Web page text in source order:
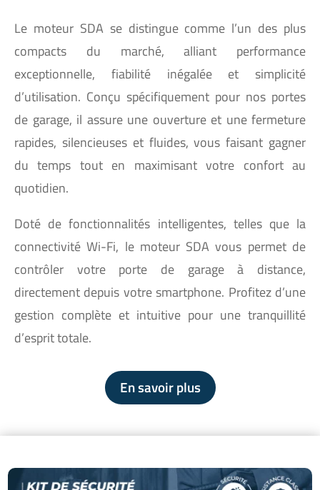
Le moteur SDA se distingue comme l’un des plus
compacts du marché, alliant performance
exceptionnelle, fiabilité inégalée et simplicité
d’utilisation. Conçu spécifiquement pour nos portes
de garage, il assure une ouverture et une fermeture
rapides, silencieuses et fluides, vous faisant gagner
du temps tout en maximisant votre confort au
quotidien.
Doté de fonctionnalités intelligentes, telles que la
connectivité Wi-Fi, le moteur SDA vous permet de
contrôler votre porte de garage à distance,
directement depuis votre smartphone. Profitez d’une
gestion complète et intuitive pour une tranquillité
d’esprit totale.
En savoir plus